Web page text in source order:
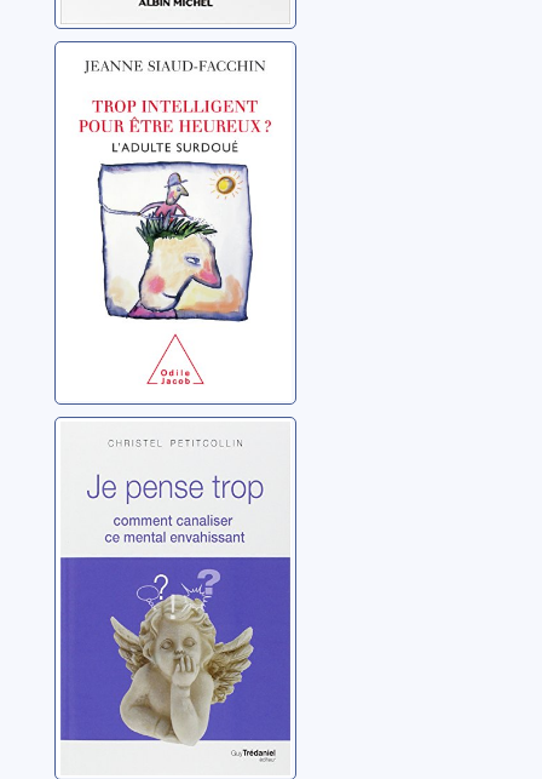
Trop intelligent
pour être
heureux ? :
l'adulte surdoué
Siaud-Facchin, Jeanne
Je pense trop:
comment
canaliser ce
mental
envahissant
Petitcollin, Christel